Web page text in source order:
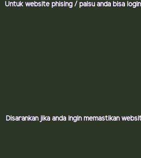
Untuk website phising / palsu anda bisa
Disarankan jika anda ingin memastikan